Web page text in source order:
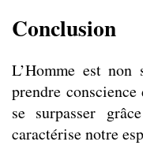
Conclusion
L’Homme est non
prendre
se surpasser
caractérise notre